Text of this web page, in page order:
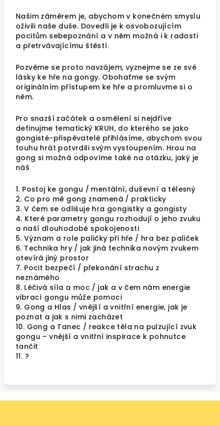
Našim záměrem je, abychom v konečném smyslu
oživili naše duše. Dovedli je k osvobozujícím
pocitům sebepoznání a v něm možná i k radosti
a přetrvávajícímu štěstí.
Pozvěme se proto navzájem, vyznejme se ze své
lásky ke hře na gongy. Obohaťme se svým
originálním přístupem ke hře a promluvme si o
něm.
Pro snazší začátek a osmělení si nejdříve
definujme tematický KRUH, do kterého se jako
gongisté-přispěvatelé přihlásíme, abychom svou
touhu hrát potvrdili svým vystoupením. Hrou na
gong si možná odpovíme také na otázku, jaký je
náš
1. Postoj ke gongu / mentální, duševní a tělesný
2. Co pro mě gong znamená / prakticky
3. V čem se odlišuje hra gongistky a gongisty
4. Které parametry gongu rozhodují o jeho zvuku
a naší dlouhodobé spokojenosti
5. Význam a role paličky při hře / hra bez paliček
6. Technika hry / jak jiná technika novým zvukem
otevírá jiný prostor
7. Pocit bezpečí / překonání strachu z
neznámého
8. Léčivá síla a moc / jak a v čem nám energie
vibrací gongu může pomoci
9. Gong a Hlas / vnější a vnitřní energie, jak je
poznat a jak s nimi zacházet
10. Gong a Tanec / reakce těla na pulzující zvuk
gongu – vnější a vnitřní inspirace k pohnutce
tančit
11. ?